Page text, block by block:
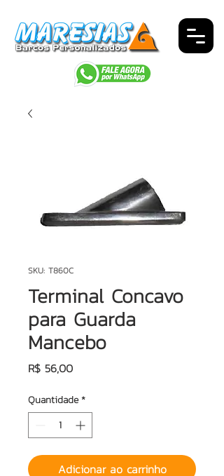
SKU: T860C
Terminal Concavo
para Guarda
Mancebo
R$ 56,00Preço
Quantidade*
Adicionar ao carrinho